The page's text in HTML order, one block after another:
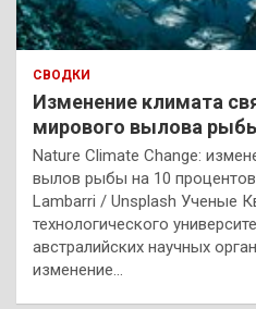
СВОДКИ
Изменение климата
мирового вылова
Nature Climate Change:
вылов рыбы на 10
Lambarri / Unsplash Ученые
технологического
австралийских научных
изменение…